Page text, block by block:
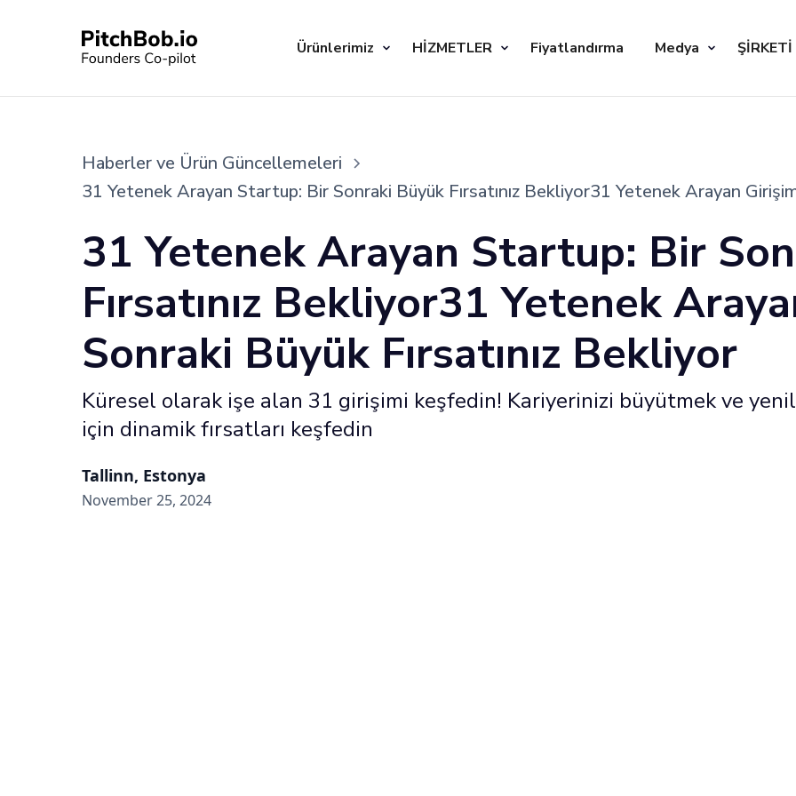
Ürünlerimiz HİZMETLER Fiyatlandırma Medya ŞİRKETİ
Haberler ve Ürün Güncellemeleri
31 Yetenek Arayan Startup: Bir Sonraki Büyük Fırsatınız Bekliyor31 Yetenek Arayan
31 Yetenek Arayan Startup: Bir
Fırsatınız Bekliyor31 Yetenek
Sonraki Büyük Fırsatınız Bekliyor
Küresel olarak işe alan 31 girişimi keşfedin! Kariyerinizi büyütmek ve
için dinamik fırsatları keşfedin
Tallinn, Estonya
November 25, 2024